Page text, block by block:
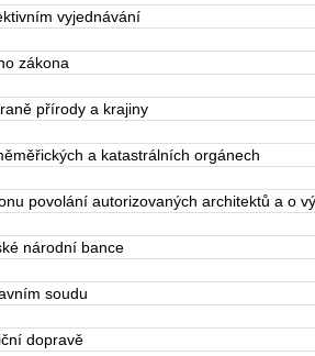
vyjednávání
zákona
přírody a krajiny
a katastrálních orgánech
povolání autorizovaných architektů a o
národní bance
soudu
dopravě